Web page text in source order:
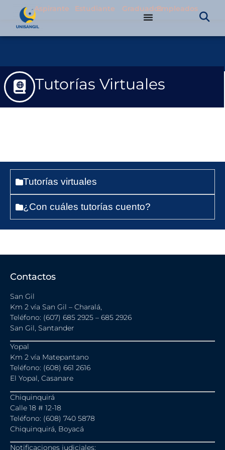
Aspirante Estudiante GraduadosEmpleados
Tutorías Virtuales
Tutorías virtuales
¿Con cuáles tutorías cuento?
Contactos
San Gil
Km 2 vía San Gil – Charalá,
Teléfono: (607) 685 2925 – 685 2926
San Gil, Santander
Yopal
Km 2 vía Matepantano
Teléfono: (608) 661 2616
El Yopal, Casanare
Chiquinquirá
Calle 18 # 12-18
Teléfono: (608) 740 5878
Chiquinquirá, Boyacá
Notificaciones judiciales: